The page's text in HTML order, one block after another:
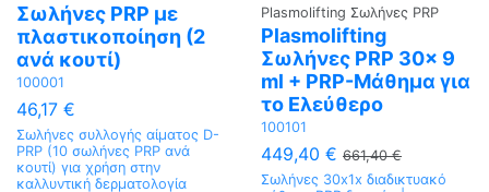
Σωλήνες PRP με
πλαστικοποίηση (2
ανά κουτί)
100001
46,17 €
Σωλήνες συλλογής αίματος D-
PRP (10 σωλήνες PRP ανά
κουτί) για χρήση στην
καλλυντική δερματολογία
Plasmolifting Σωλήνες PRP
Plasmolifting
Σωλήνες PRP 30x 9
ml + PRP-Μάθημα για
το Ελεύθερο
100101
449,40 € 661,40 €
Σωλήνες 30x1x διαδικτυακό